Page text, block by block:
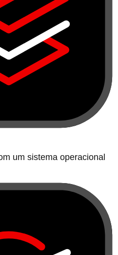
um sistema operacional